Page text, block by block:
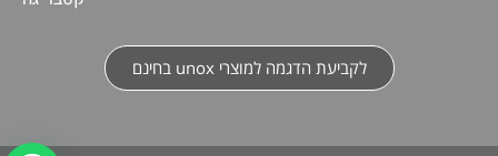
לקביעת הדגמה למוצרי unox בחינם